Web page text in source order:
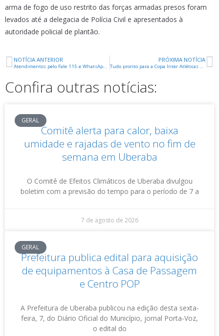
arma de fogo de uso restrito das forças armadas presos foram
levados até a delegacia de Polícia Civil e apresentados à
autoridade policial de plantão.
NOTÍCIA ANTERIOR
Atendimentos pelo Fale 115 e WhatsApp da Codau funcionam no feriado de Corpus Christi
PRÓXIMA NOTÍCIA
Tudo pronto para a Copa Inter Atléticas 2026
Confira outras notícias:
GERAL
Comitê alerta para calor, baixa
umidade e rajadas de vento no fim de
semana em Uberaba
O Comitê de Efeitos Climáticos de Uberaba divulgou
boletim com a previsão do tempo para o período de 7 a
7 de agosto de 2026
GERAL
Prefeitura publica edital para aquisição
de equipamentos à Casa de Passagem
e Centro POP
A Prefeitura de Uberaba publicou na edição desta sexta-
feira, 7, do Diário Oficial do Município, jornal Porta-Voz,
o edital do